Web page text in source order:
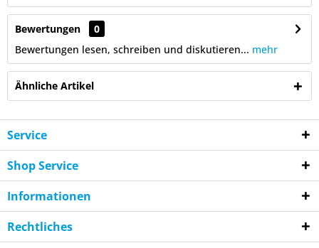
Bewertungen
0
Bewertungen lesen, schreiben und diskutieren... mehr
Ähnliche Artikel
Service
Shop Service
Informationen
Rechtliches